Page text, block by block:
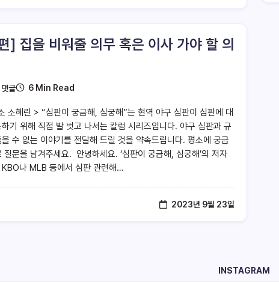
] 집을 비워줄 의무 혹은 이사 가야 할 의
글 6 Min Read
소혜린 > “심판이 궁금해, 심궁해”는 현역 야구 심판이 심판에 대
기 위해 직접 발 벗고 나서는 칼럼 시리즈입니다. 야구 심판과 규
수 없는 이야기를 전달해 드릴 것을 약속드립니다. 평소에 궁금
문을 남겨주세요. 안녕하세요. ‘심판이 궁금해, 심궁해’의 저자
KBO나 MLB 등에서 심판 관련해…
2023년 9월 23일
INSTAGRAM